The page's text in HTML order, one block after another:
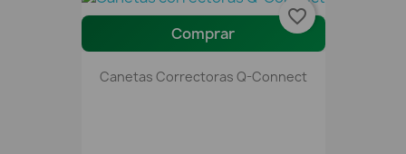
Comprar
Canetas Correctoras Q-Connect
favorite_border